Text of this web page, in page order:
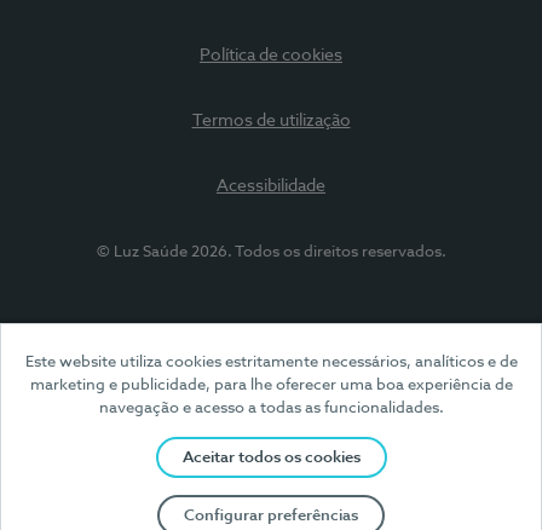
Este website utiliza cookies estritamente necessários, analíticos e de
marketing e publicidade, para lhe oferecer uma boa experiência de
navegação e acesso a todas as funcionalidades.
Aceitar todos os cookies
Configurar preferências
Política de cookies
Termos de utilização
Acessibilidade
© Luz Saúde 2026. Todos os direitos reservados.